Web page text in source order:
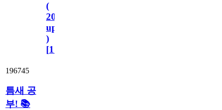
(
2023.11.1
update
)
[110
196745
틈새 공
부! 📚